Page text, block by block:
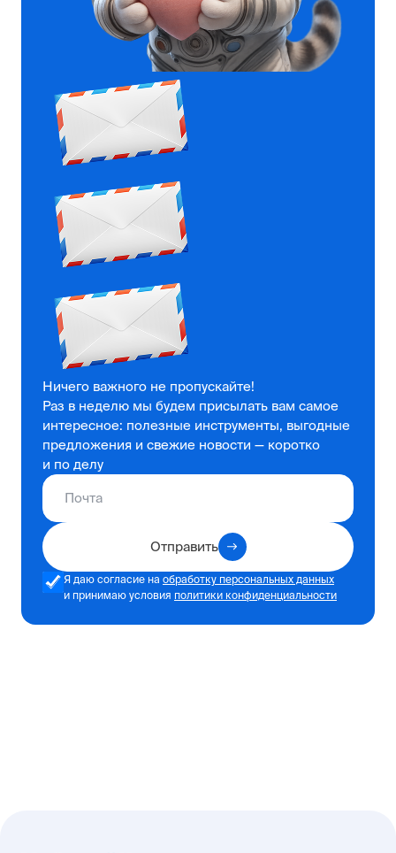
Ничего важного не пропускайте!
Раз в неделю мы будем присылать вам самое
интересное: полезные инструменты, выгодные
предложения и свежие новости — коротко
и по делу
Отправить
Я даю согласие на обработку персональных данных
и принимаю условия политики конфиденциальности